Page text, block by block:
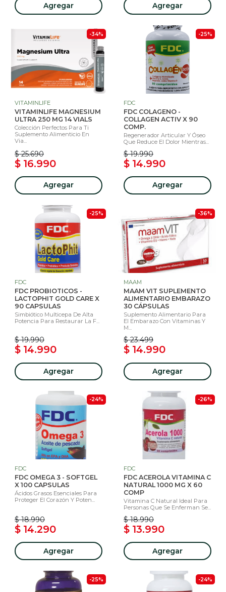
Agregar Agregar
-34%
VITAMINLIFE
VITAMINLIFE MAGNESIUM
ULTRA 250 MG 14 VIALS
Colección Perfectos Para Ti
Suplemento Alimenticio En
Via...
$ 25.690
$ 16.990
Agregar
-25%
FDC
FDC COLAGENO -
COLLAGEN ACTIV X 90
COMP.
Regenerador Articular Y Óseo
Que Reduce El Dolor Mientras...
$ 19.990
$ 14.990
Agregar
-25%
FDC
FDC PROBIOTICOS -
LACTOPHIT GOLD CARE X
90 CAPSULAS
Simbiótico Multicepa De Alta
Potencia Para Restaurar La F...
$ 19.990
$ 14.990
Agregar
-36%
MAAM
MAAM VIT SUPLEMENTO
ALIMENTARIO EMBARAZO
30 CÁPSULAS
Suplemento Alimentario Para
El Embarazo Con Vitaminas Y
M...
$ 23.499
$ 14.990
Agregar
-24%
FDC
FDC OMEGA 3 - SOFTGEL
X 100 CAPSULAS
Ácidos Grasos Esenciales Para
Proteger El Corazón Y Poten...
$ 18.990
$ 14.290
Agregar
-26%
FDC
FDC ACEROLA VITAMINA C
NATURAL 1000 MG X 60
COMP
Vitamina C Natural Ideal Para
Personas Que Se Enferman Se...
$ 18.990
$ 13.990
Agregar
-25% -24%